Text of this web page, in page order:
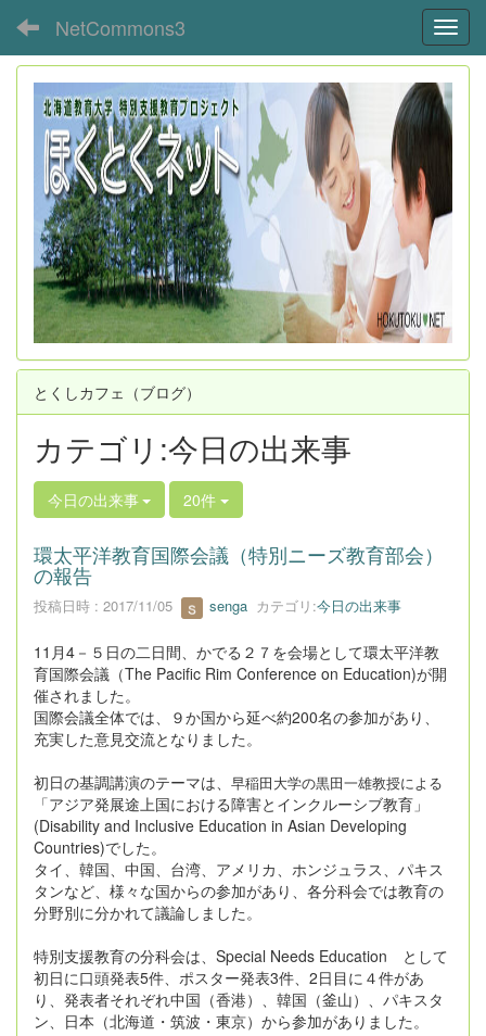
NetCommons3
とくしカフェ（ブログ）
カテゴリ:今日の出来事
今日の出来事 20件
環太平洋教育国際会議（特別ニーズ教育部会）
の報告
投稿日時 : 2017/11/05 senga カテゴリ:今日の出来事
11月4－５日の二日間、かでる２７を会場として環太平洋教
育国際会議（The Pacific Rim Conference on Education)が開
催されました。
国際会議全体では、９か国から延べ約200名の参加があり、
充実した意見交流となりました。
初日の基調講演のテーマは、 早稲田大学の黒田一雄教授による
「アジア発展途上国における障害とインクルーシブ教育」
(Disability and Inclusive Education in Asian Developing
Countries)でした。
タイ、韓国、中国、台湾、アメリカ、ホンジュラス、パキス
タンなど、様々な国からの参加があり、各分科会では教育の
分野別に分かれて議論しました。
特別支援教育の分科会は、Special Needs Education として
初日に口頭発表5件、ポスター発表3件、2日目に４件があ
り、発表者それぞれ中国（香港）、韓国（釜山）、パキスタ
ン、日本（北海道・筑波・東京）から参加がありました。